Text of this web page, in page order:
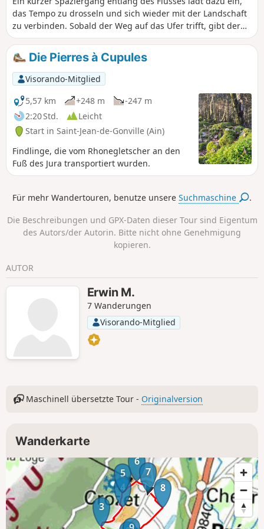
und bietet einen lehrreichen und
unterhaltsamen Ausflug für die ganze
Familie.
das Tempo zu drosseln und sich wieder mit der Landschaft
zu verbinden. Sobald der Weg auf das Ufer trifft, gibt der
gleichmäßige Flusslauf einen ruhigen Rhythmus vor und
leitet jeden Schritt nach vorne. Das Sonnenlicht glitzert auf
der Oberfläche und bewegt sich mit dem Wind, während
Schilf und Gräser ruhig am Ufer entlang wiegen. Selbst in
vertrauter Umgebung kann ein Spaziergang am Flussufer
wie eine kleine Reise wirken, die subtile Veränderungen in
Licht, Klang und Farbe offenbart, während sich die Route
entfaltet.
Die Pierres à Cupules
Visorando-Mitglied
5,57 km
+248 m
-247 m
2:20 Std.
Leicht
Start in Saint-Jean-de-Gonville (Ain)
Findlinge, die vom Rhonegletscher an den
Fuß des Jura transportiert wurden.
Für mehr Wandertouren, benutze unsereSuchmaschine .
Die Beschreibungen und GPX-Daten dieser Tour sind Eigentum
des Autors/der Autorin. Bitte nicht ohne Genehmigung
kopieren.
AUTOR
Erwin M.
7 Wanderungen
Visorando-Mitglied
Maschinell übersetzte Tour - Originalversion
Wanderkarte
3
4
5
6
7
8